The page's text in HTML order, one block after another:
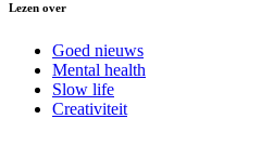
Lezen over
Goed nieuws
Mental health
Slow life
Creativiteit